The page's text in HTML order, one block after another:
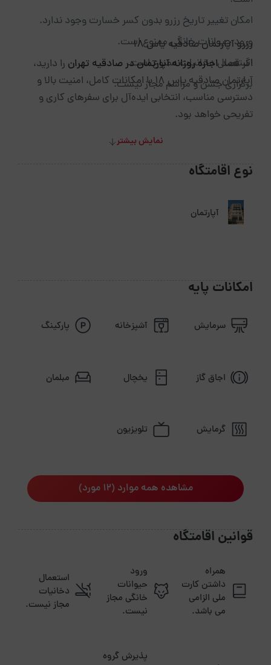
امکان تغییر تاریخ رزرو بدون کسر خسارت وجود ندارد.
ورود حیوانات خانگی ممنوع است.
استعمال دخانیات ممنوع است.
برگزاری جشن و مراسم مجاز نیست.
رزرو آپارتمان صادقیه یاس ۱۸
اگر قصداجاره روزانه آپارتمان در صادقیه تهران را دارید،
آپارتمان صادقیه یاس ۱۸ با امکانات کامل، امنیت بالا و
دسترسی مناسب، انتخابی ایده‌آل برای سفرهای کاری و
تفریحی خواهد بود.
نمایش بیشتر
نوع اقامتگاه
آپارتمان
امکانات پایه
سرمایش آشپزخانه پارکینگ
اجاق گاز یخچال مبلمان
گرمایش تلویزیون
مشاهده همه موارد (12 مورد)
قوانین اقامتگاه
همراه
داشتن کارت
ملی الزامی
می باشد.
ورود
حیوانات
خانگی مجاز
نیست.
استعمال
دخانیات
مجاز نیست.
پذیرش گروه